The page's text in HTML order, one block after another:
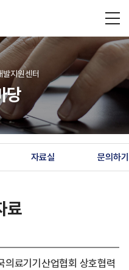
지원센터
당
자료실 문의하기
료
의료기기산업협회 상호협력